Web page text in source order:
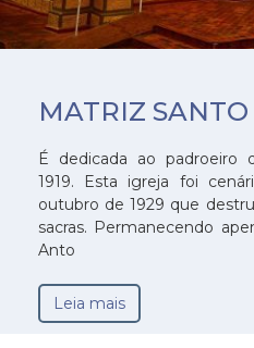
MATRIZ
É dedicada ao padroeiro
1919. Esta igreja foi
outubro de 1929 que
sacras. Permanecendo
Anto
Leia mais